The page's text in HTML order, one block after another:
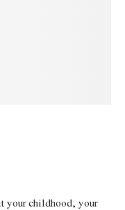
your childhood, your